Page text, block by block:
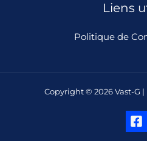
Liens
Politique de
Copyright © 2026 Vast-G